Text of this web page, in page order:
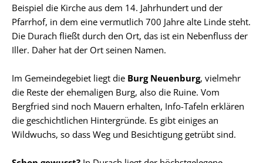
Beispiel die Kirche aus dem 14. Jahrhundert und der
Pfarrhof, in dem eine vermutlich 700 Jahre alte Linde steht.
Die Durach fließt durch den Ort, das ist ein Nebenfluss der
Iller. Daher hat der Ort seinen Namen.
Im Gemeindegebiet liegt die Burg Neuenburg, vielmehr
die Reste der ehemaligen Burg, also die Ruine. Vom
Bergfried sind noch Mauern erhalten, Info-Tafeln erklären
die geschichtlichen Hintergründe. Es gibt einiges an
Wildwuchs, so dass Weg und Besichtigung getrübt sind.